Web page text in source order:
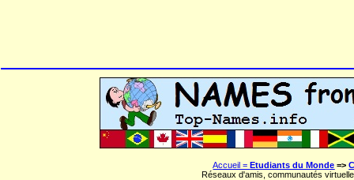
Accueil =Etudiants du Monde =>
Réseaux d'amis, communautés